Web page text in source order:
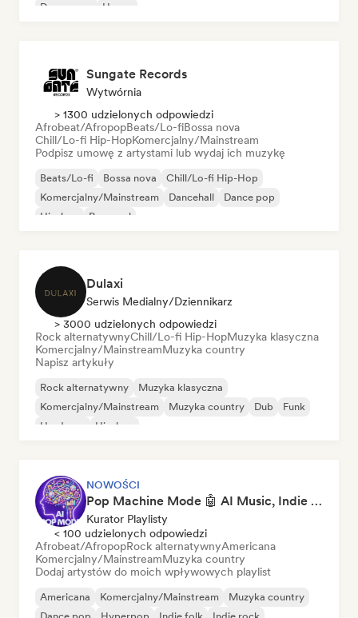
Dream pop
House
Sungate Records
Wytwórnia
> 1300 udzielonych odpowiedzi
Afrobeat/AfropopBeats/Lo-fiBossa nova
Chill/Lo-fi Hip-HopKomercjalny/Mainstream
Podpisz umowę z artystami lub wydaj ich muzykę
Beats/Lo-fi Bossa nova
Chill/Lo-fi Hip-Hop
Komercjalny/Mainstream
Dancehall
Dance pop
Hip-hop
Pop-soul
Dulaxi
Serwis Medialny/Dziennikarz
> 3000 udzielonych odpowiedzi
Rock alternatywnyChill/Lo-fi Hip-HopMuzyka klasyczna
Komercjalny/MainstreamMuzyka country
Napisz artykuły
Rock alternatywny
Muzyka klasyczna
Komercjalny/Mainstream
Muzyka country Dub
Funk
Hardcore
Hip-hop
NOWOŚCI
Pop Machine Mode 🤖 AI Music, Indie Pop & Dream Pop
Kurator Playlisty
< 100 udzielonych odpowiedzi
Afrobeat/AfropopRock alternatywnyAmericana
Komercjalny/MainstreamMuzyka country
Dodaj artystów do moich wpływowych playlist
Americana Komercjalny/Mainstream
Muzyka country